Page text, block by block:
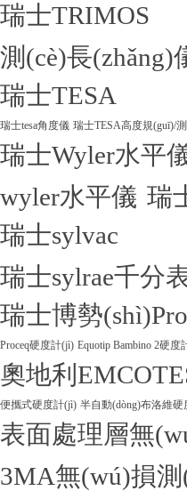
瑞士TRIMOS
測(cè)長(zhǎng)
瑞士TESA
瑞士tesa角度儀 瑞士TESA高度規(guī)/
瑞士Wyler水平
wyler水平儀 瑞
瑞士sylvac
瑞士sylrae千分
瑞士博勢
Proceq硬度計(jì) Equotip Bambino 2硬度
奧地利
便攜式硬度計(jì) 半自動(dòng)布洛維硬
表面處理層無
3MA無(wú)損測